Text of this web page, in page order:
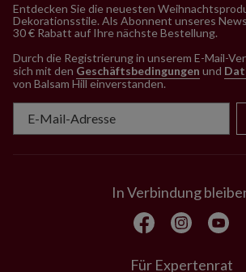
Entdecken Sie die neuesten
Dekorationsstile. Als Abonnent unseres
30 € Rabatt auf Ihre nächste Bestellung.
Durch die Registrierung in unserem E-Mail-
sich mit den Geschäftsbedingungen und
von Balsam Hill einverstanden.
In Verbindung
Für Expertenrat